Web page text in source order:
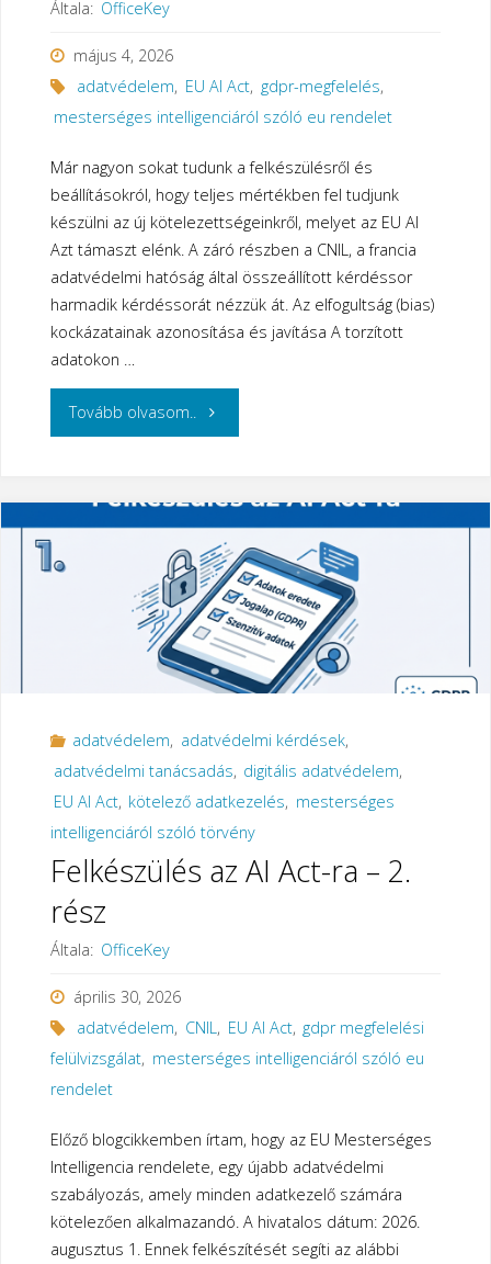
Általa: OfficeKey
május 4, 2026
adatvédelem, EU AI Act, gdpr-megfelelés,
mesterséges intelligenciáról szóló eu rendelet
Már nagyon sokat tudunk a felkészülésről és
beállításokról, hogy teljes mértékben fel tudjunk
készülni az új kötelezettségeinkről, melyet az EU AI
Azt támaszt elénk. A záró részben a CNIL, a francia
adatvédelmi hatóság által összeállított kérdéssor
harmadik kérdéssorát nézzük át. Az elfogultság (bias)
kockázatainak azonosítása és javítása A torzított
adatokon …
Tovább olvasom.. "Felkészülés
AI
Act-
ra
–
3.
rész"
adatvédelem, adatvédelmi kérdések,
adatvédelmi tanácsadás, digitális adatvédelem,
EU AI Act, kötelező adatkezelés, mesterséges
intelligenciáról szóló törvény
Felkészülés az AI Act-ra – 2.
rész
Általa: OfficeKey
április 30, 2026
adatvédelem, CNIL, EU AI Act, gdpr megfelelési
felülvizsgálat, mesterséges intelligenciáról szóló eu
rendelet
Előző blogcikkemben írtam, hogy az EU Mesterséges
Intelligencia rendelete, egy újabb adatvédelmi
szabályozás, amely minden adatkezelő számára
kötelezően alkalmazandó. A hivatalos dátum: 2026.
augusztus 1. Ennek felkészítését segíti az alábbi